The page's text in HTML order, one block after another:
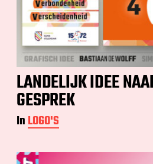
LANDELIJK IDEE
GESPREK
InLOGO'S